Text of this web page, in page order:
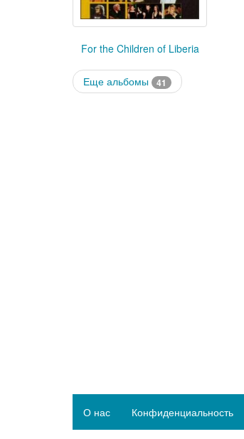
For the Children of Liberia
Еще альбомы 41
О нас Конфиденциальность